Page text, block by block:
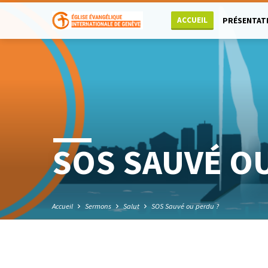
ACCUEIL
SOS SAUVÉ
Accueil Sermons Salut SOS Sauvé ou perdu ?